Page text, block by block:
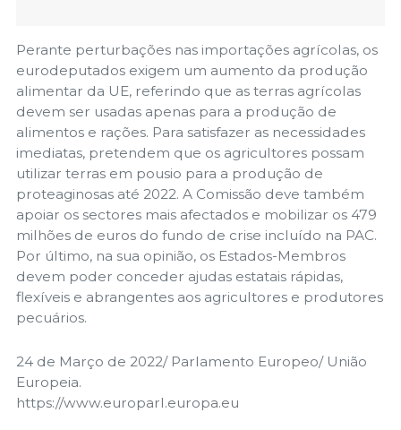
Perante perturbações nas importações agrícolas, os
eurodeputados exigem um aumento da produção
alimentar da UE, referindo que as terras agrícolas
devem ser usadas apenas para a produção de
alimentos e rações. Para satisfazer as necessidades
imediatas, pretendem que os agricultores possam
utilizar terras em pousio para a produção de
proteaginosas até 2022. A Comissão deve também
apoiar os sectores mais afectados e mobilizar os 479
milhões de euros do fundo de crise incluído na PAC.
Por último, na sua opinião, os Estados-Membros
devem poder conceder ajudas estatais rápidas,
flexíveis e abrangentes aos agricultores e produtores
pecuários.
24 de Março de 2022/ Parlamento Europeo/ União
Europeia.
https://www.europarl.europa.eu